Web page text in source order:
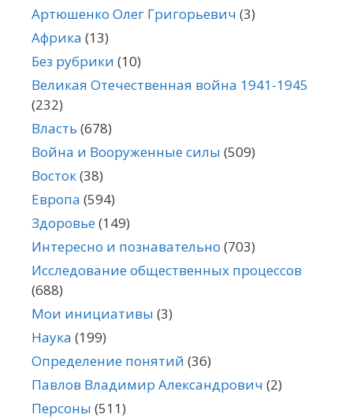
Артюшенко Олег Григорьевич (3)
Африка (13)
Без рубрики (10)
Великая Отечественная война 1941-1945
(232)
Власть (678)
Война и Вооруженные силы (509)
Восток(38)
Европа (594)
Здоровье(149)
Интересно и познавательно (703)
Исследование общественных процессов
(688)
Мои инициативы (3)
Наука (199)
Определение понятий (36)
Павлов Владимир Александрович (2)
Персоны (511)